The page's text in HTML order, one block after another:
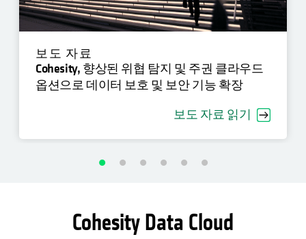
보도 자료
Cohesity, 향상된 위협 탐지 및 주권 클라우드
옵션으로 데이터 보호 및 보안 기능 확장
보도 자료 읽기
Cohesity Data Cloud